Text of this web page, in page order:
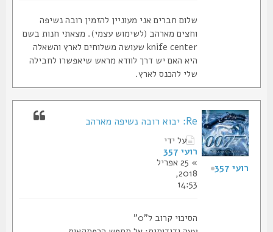
שלום חברים אני מעוניין להזמין רובה נשיפה
וחצים מארהב (לשימוש עצמי). מצאתי חנות בשם
knife center שעושה משלוחים לארץ והשאלה
היא האם יש דרך לוודא מראש שיאפשרו לחבילה
שלי להכנס לארץ.
Re: יבוא רובה נשיפה מארהב
על ידי
רועי 357
» 25 אפריל
2018,
14:53
הסיכוי קרוב ל"0"